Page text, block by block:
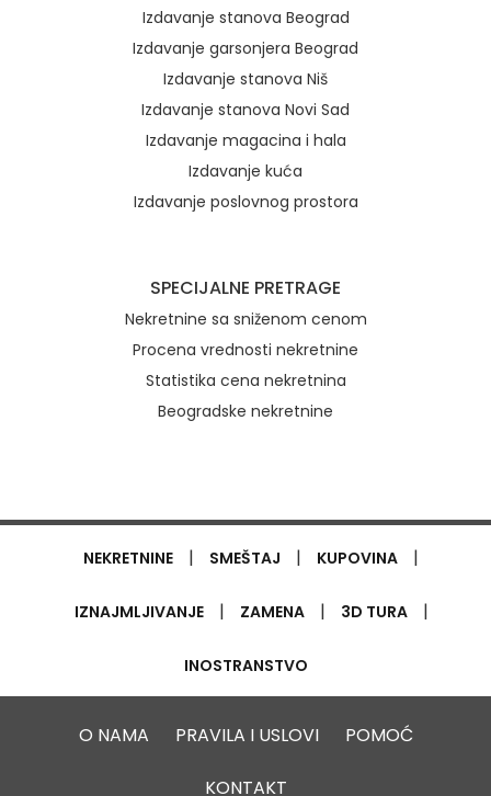
Izdavanje stanova Beograd
Izdavanje garsonjera Beograd
Izdavanje stanova Niš
Izdavanje stanova Novi Sad
Izdavanje magacina i hala
Izdavanje kuća
Izdavanje poslovnog prostora
SPECIJALNE PRETRAGE
Nekretnine sa sniženom cenom
Procena vrednosti nekretnine
Statistika cena nekretnina
Beogradske nekretnine
NEKRETNINE | SMEŠTAJ | KUPOVINA |
IZNAJMLJIVANJE | ZAMENA | 3D TURA |
INOSTRANSTVO
O NAMA PRAVILA I USLOVI POMOĆ
KONTAKT